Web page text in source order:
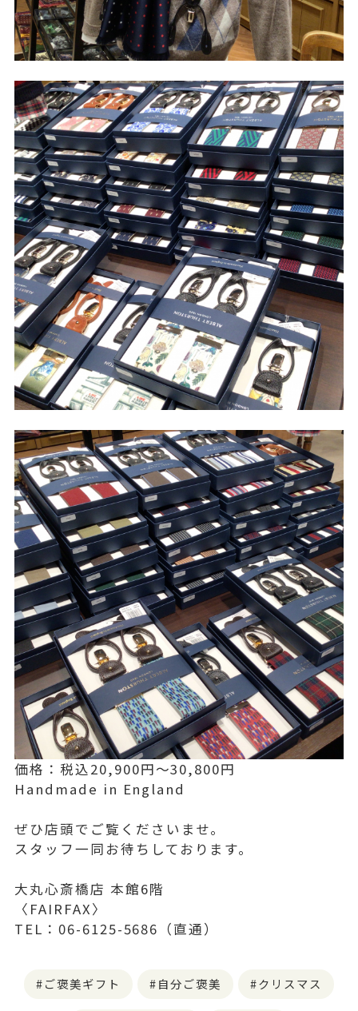
価格：税込20,900円〜30,800円
Handmade in England
ぜひ店頭でご覧くださいませ。
スタッフ一同お待ちしております。
大丸心斎橋店 本館6階
〈FAIRFAX〉
TEL：06-6125-5686（直通）
ご褒美ギフト 自分ご褒美 クリスマス